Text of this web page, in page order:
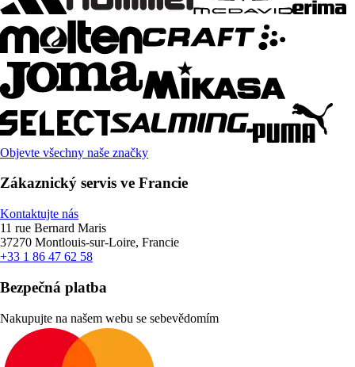
Objevte všechny naše značky
Zákaznický servis ve Francie
Kontaktujte nás
11 rue Bernard Maris
37270 Montlouis-sur-Loire, Francie
+33 1 86 47 62 58
Bezpečná platba
Nakupujte na našem webu se sebevědomím